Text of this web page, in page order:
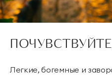
Легкие, богемные и